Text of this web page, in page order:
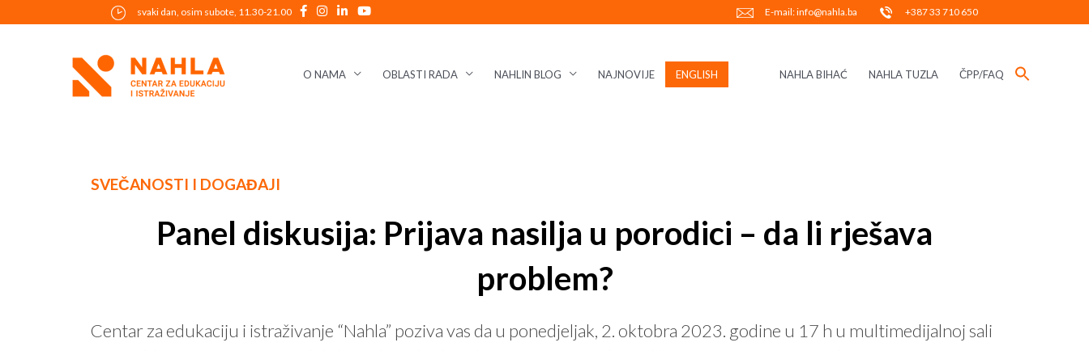
to
svaki dan, osim subote, 11.30-21.00 E-mail: info@nahla.ba +387 33 710 650
O NAMA OBLASTI RADA NAHLIN BLOG NAJNOVIJE ENGLISH NAHLA BIHAĆ NAHLA TUZLA ČPP/FAQ
SVEČANOSTI I DOGAĐAJI
Panel diskusija: Prijava nasilja u porodici – da li rješava
problem?
Centar za edukaciju i istraživanje “Nahla” poziva vas da u ponedjeljak, 2. oktobra 2023. godine u 17 h u multimedijalnoj sali
navigation